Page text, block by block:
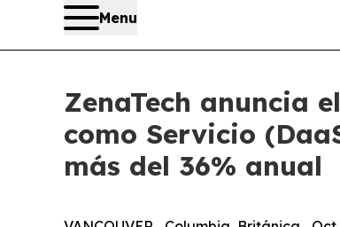
Menu
ZenaTech anuncia
como Servicio
más del 36% anual